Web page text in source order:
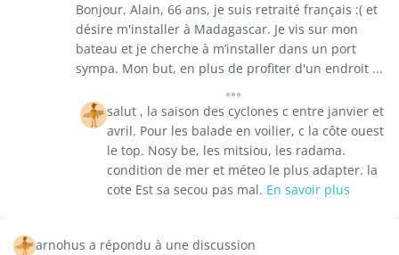
Bonjour, Alain, 66 ans, je suis retraité français :( et
désire m'installer à Madagascar. Je vis sur mon
bateau et je cherche à m’installer dans un port
sympa. Mon but, en plus de profiter d'un endroit ...
salut , la saison des cyclones c entre janvier et
avril. Pour les balade en voilier, c la côte ouest
le top. Nosy be, les mitsiou, les radama.
condition de mer et méteo le plus adapter. la
cote Est sa secou pas mal. En savoir plus
arnohus a répondu à une discussion